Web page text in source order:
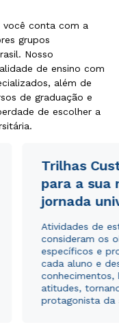
você conta com a
grupos
Nosso
de ensino com
além de
de graduação e
de escolher a
Trilhas
para a sua
jornada
Atividades de
consideram os
específicos e
cada aluno e
conhecimentos,
atitudes,
protagonista da